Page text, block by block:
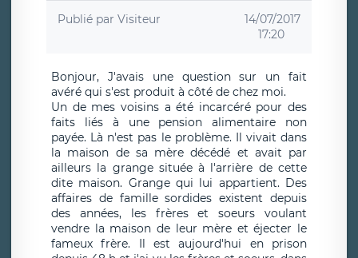
Publié par Visiteur
14/07/2017
17:20
Bonjour, J'avais une question sur un fait
avéré qui s'est produit à côté de chez moi.
Un de mes voisins a été incarcéré pour des
faits liés à une pension alimentaire non
payée. Là n'est pas le problème. Il vivait dans
la maison de sa mère décédé et avait par
ailleurs la grange située à l'arrière de cette
dite maison. Grange qui lui appartient. Des
affaires de famille sordides existent depuis
des années, les frères et soeurs voulant
vendre la maison de leur mère et éjecter le
fameux frère. Il est aujourd'hui en prison